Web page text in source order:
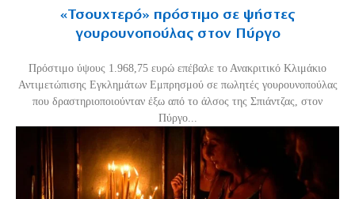
«Τσουχτερό» πρόστιμο σε ψήστες
γουρουνοπούλας στον Πύργο
Πρόστιμο ύψους 1.968,75 ευρώ επέβαλε το Ανακριτικό Κλιμάκιο
Αντιμετώπισης Εγκλημάτων Εμπρησμού σε πωλητές γουρουνοπούλας
που δραστηριοποιούνταν έξω από το άλσος της Σπιάντζας, στον
Πύργο...